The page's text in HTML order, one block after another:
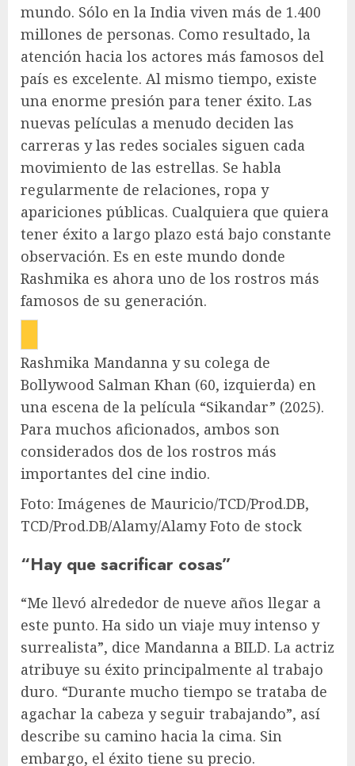
mundo. Sólo en la India viven más de 1.400
millones de personas. Como resultado, la
atención hacia los actores más famosos del
país es excelente. Al mismo tiempo, existe
una enorme presión para tener éxito. Las
nuevas películas a menudo deciden las
carreras y las redes sociales siguen cada
movimiento de las estrellas. Se habla
regularmente de relaciones, ropa y
apariciones públicas. Cualquiera que quiera
tener éxito a largo plazo está bajo constante
observación. Es en este mundo donde
Rashmika es ahora uno de los rostros más
famosos de su generación.
Rashmika Mandanna y su colega de
Bollywood Salman Khan (60, izquierda) en
una escena de la película “Sikandar” (2025).
Para muchos aficionados, ambos son
considerados dos de los rostros más
importantes del cine indio.
Foto: Imágenes de Mauricio/TCD/Prod.DB,
TCD/Prod.DB/Alamy/Alamy Foto de stock
“Hay que sacrificar cosas”
“Me llevó alrededor de nueve años llegar a
este punto. Ha sido un viaje muy intenso y
surrealista”, dice Mandanna a BILD. La actriz
atribuye su éxito principalmente al trabajo
duro. “Durante mucho tiempo se trataba de
agachar la cabeza y seguir trabajando”, así
describe su camino hacia la cima. Sin
embargo, el éxito tiene su precio.